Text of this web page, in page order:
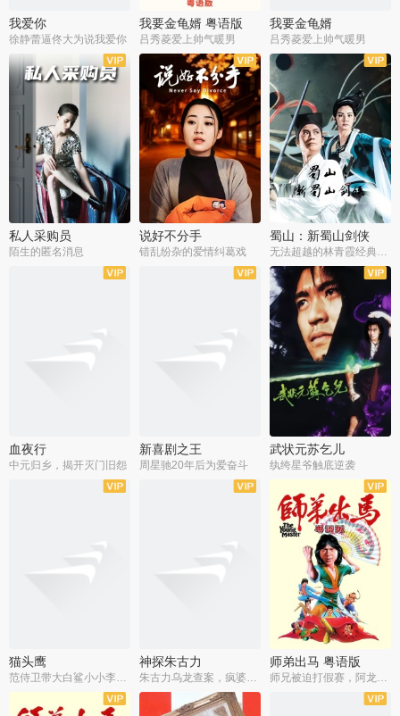
我爱你
徐静蕾逼佟大为说我爱你
我要金龟婿 粤语版
吕秀菱爱上帅气暖男
我要金龟婿
吕秀菱爱上帅气暖男
私人采购员
陌生的匿名消息
说好不分手
错乱纷杂的爱情纠葛戏
蜀山：新蜀山剑侠
无法超越的林青霞经典角色
血夜行
中元归乡，揭开灭门旧怨
新喜剧之王
周星驰20年后为爱奋斗
武状元苏乞儿
纨绔星爷触底逆袭
猫头鹰
范侍卫带大白鲨小小李破案寻妃
神探朱古力
朱古力乌龙查案，疯婆子神助攻
师弟出马 粤语版
师兄被迫打假赛，阿龙追查斗黑帮